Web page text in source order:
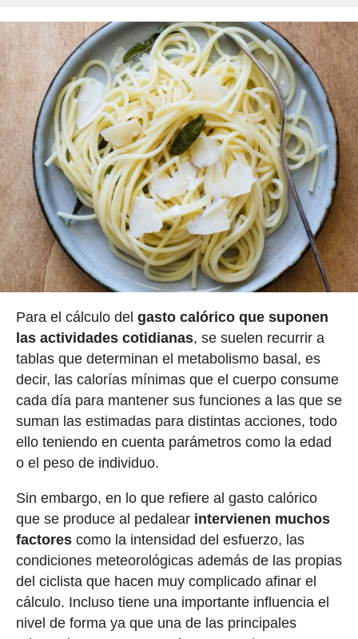
Para el cálculo del gasto calórico que suponen
las actividades cotidianas, se suelen recurrir a
tablas que determinan el metabolismo basal, es
decir, las calorías mínimas que el cuerpo consume
cada día para mantener sus funciones a las que se
suman las estimadas para distintas acciones, todo
ello teniendo en cuenta parámetros como la edad
o el peso de individuo.
Sin embargo, en lo que refiere al gasto calórico
que se produce al pedalear intervienen muchos
factorescomo la intensidad del esfuerzo, las
condiciones meteorológicas además de las propias
del ciclista que hacen muy complicado afinar el
cálculo. Incluso tiene una importante influencia el
nivel de forma ya que una de las principales